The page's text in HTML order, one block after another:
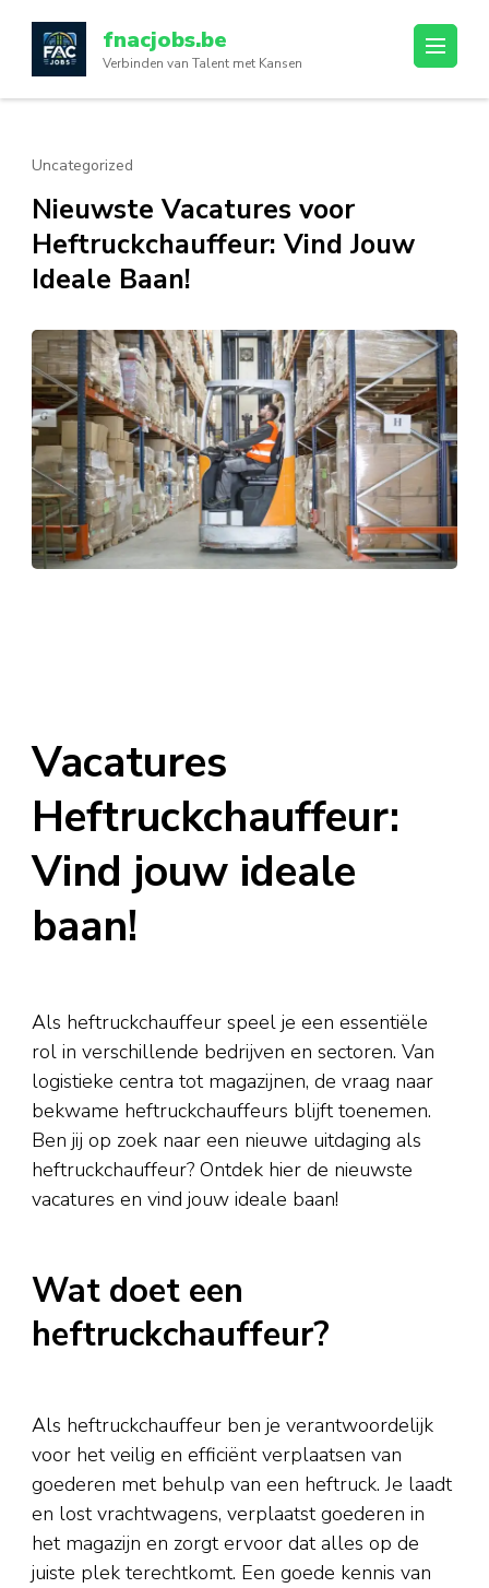
inhoud
(druk
enter)
fnacjobs.be
Verbinden van Talent met Kansen
Uncategorized
Nieuwste Vacatures voor
Heftruckchauffeur: Vind Jouw
Ideale Baan!
Vacatures
Heftruckchauffeur:
Vind jouw ideale
baan!
Als heftruckchauffeur speel je een essentiële
rol in verschillende bedrijven en sectoren. Van
logistieke centra tot magazijnen, de vraag naar
bekwame heftruckchauffeurs blijft toenemen.
Ben jij op zoek naar een nieuwe uitdaging als
heftruckchauffeur? Ontdek hier de nieuwste
vacatures en vind jouw ideale baan!
Wat doet een
heftruckchauffeur?
Als heftruckchauffeur ben je verantwoordelijk
voor het veilig en efficiënt verplaatsen van
goederen met behulp van een heftruck. Je laadt
en lost vrachtwagens, verplaatst goederen in
het magazijn en zorgt ervoor dat alles op de
juiste plek terechtkomt. Een goede kennis van